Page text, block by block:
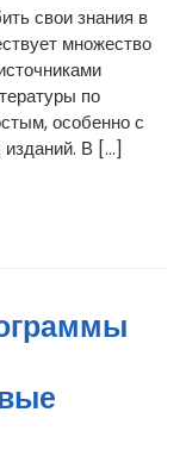
свои знания в
множество
по
особенно с
изданий. В […]